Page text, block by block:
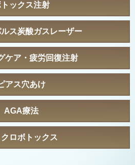
ックス注射
ス炭酸ガスレーザー
ケア・疲労回復注射
アス穴あけ
AGA療法
ロボトックス